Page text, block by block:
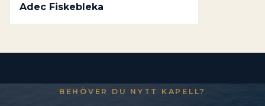
Adec Fiskebleka
BEHÖVER DU NYTT KAPELL?